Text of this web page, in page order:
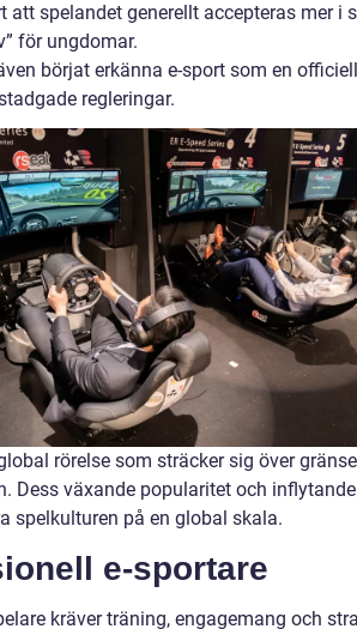
att spelandet generellt accepteras mer i
för ungdomar.
börjat erkänna e-sport som en
regleringar.
rörelse som sträcker sig över
Dess växande popularitet och
spelkulturen på en global skala.
e-sportare
kräver träning, engagemang och